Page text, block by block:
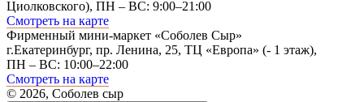
Циолковского), ПН – ВС: 9:00–21:00
Смотреть на карте
Фирменный мини-маркет «Соболев Сыр»
г.Екатеринбург, пр. Ленина, 25, ТЦ «Европа» (- 1 этаж),
ПН – ВС: 10:00–22:00
Смотреть на карте
© 2026, Соболев сыр